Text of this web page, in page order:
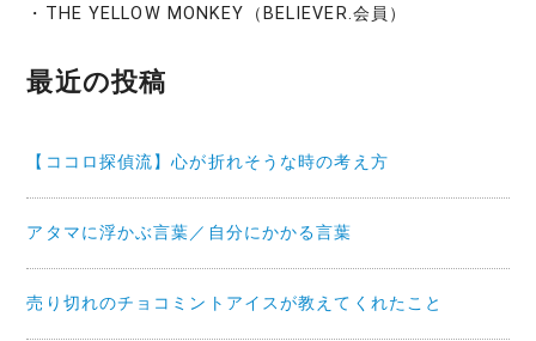
・THE YELLOW MONKEY（BELIEVER.会員）
最近の投稿
【ココロ探偵流】心が折れそうな時の考え方
アタマに浮かぶ言葉／自分にかかる言葉
売り切れのチョコミントアイスが教えてくれたこと